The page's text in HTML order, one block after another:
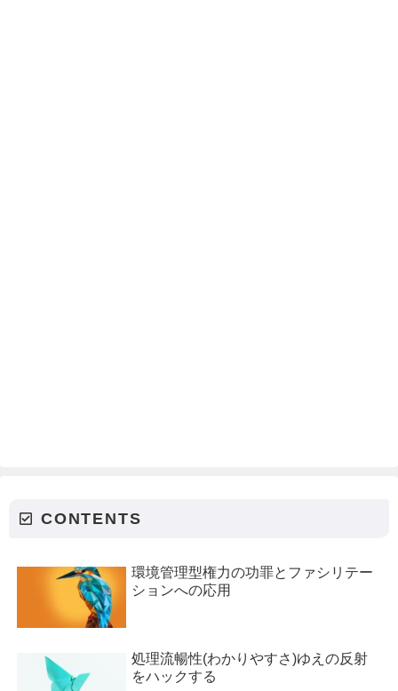
CONTENTS
環境管理型権力の功罪とファシリテー
ションへの応用
処理流暢性(わかりやすさ)ゆえの反射
をハックする